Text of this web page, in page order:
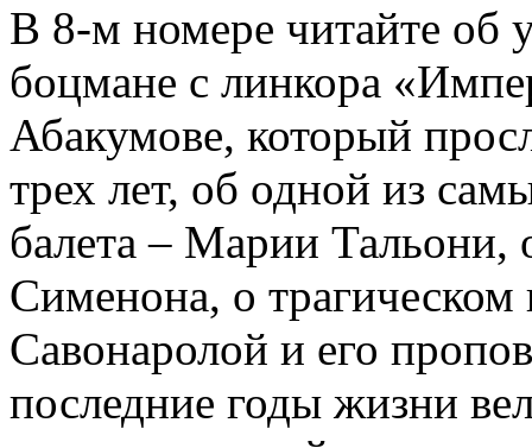
В 8-м номере читайте об
боцмане с линкора
Абакумове, который
трех лет, об одной из
балета – Марии
Сименона, о трагическом
Савонаролой и его
последние годы жизни